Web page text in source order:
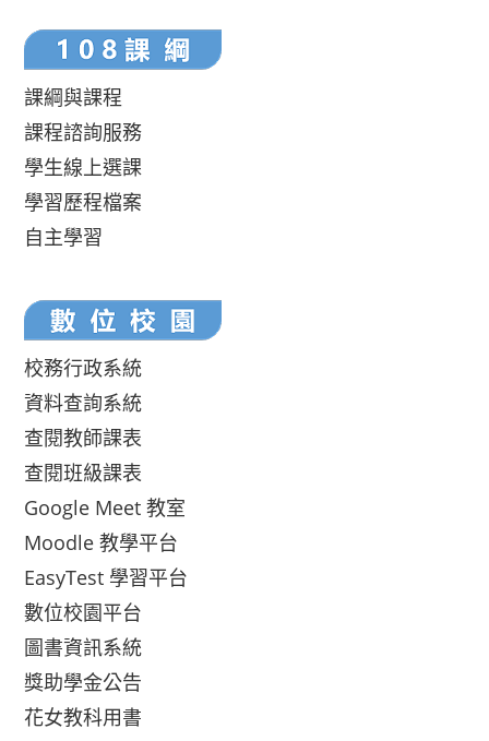
課綱與課程
課程諮詢服務
學生線上選課
學習歷程檔案
自主學習
校務行政系統
資料查詢系統
查閱教師課表
查閱班級課表
Google Meet 教室
Moodle 教學平台
EasyTest 學習平台
數位校園平台
圖書資訊系統
獎助學金公告
花女教科用書